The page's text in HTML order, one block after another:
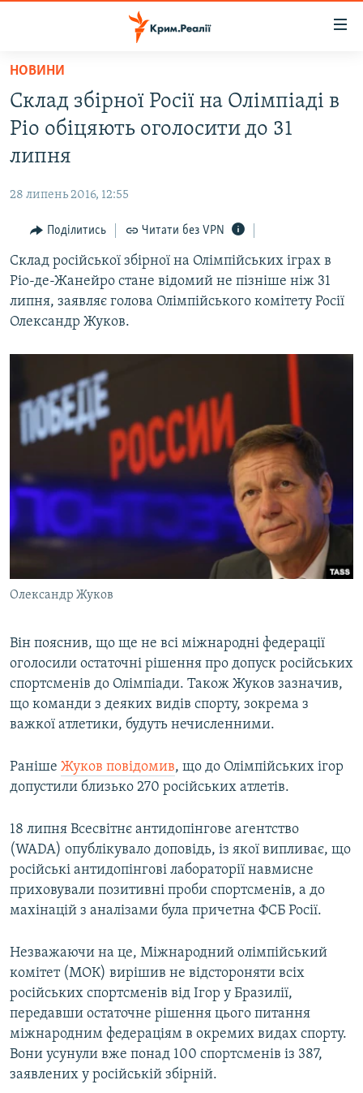
Перейти
основного
матеріалу
до
основної
Перейти
пошуку
ВОДА.КРИМ
БЛОГИ
ПОГЛЯД
ІНТЕРВ'Ю
ВСЕ ЗА ДЕНЬ
СПЕЦПРОЕКТИ
ВІДЕОУРОКИ «ELIFBE»
СВІДЧЕННЯ ОКУПАЦІЇ
УКРАЇНСЬКА ПРОБЛЕМА КРИМУ
Русский
Qırımtatar
Усі сайти RFE/RL
НОВИНИ
Склад збірної Росії на Олімпіаді в
Ріо обіцяють оголосити до 31
липня
28 липень 2016, 12:55
Поділитись Читати без VPN
Склад російської збірної на Олімпійських іграх в
Ріо-де-Жанейро стане відомий не пізніше ніж 31
липня, заявляє голова Олімпійського комітету Росії
Олександр Жуков.
Олександр Жуков
Він пояснив, що ще не всі міжнародні федерації
оголосили остаточні рішення про допуск російських
спортсменів до Олімпіади. Також Жуков зазначив,
що команди з деяких видів спорту, зокрема з
важкої атлетики, будуть нечисленними.
Раніше Жуков повідомив, що до Олімпійських ігор
допустили близько 270 російських атлетів.
18 липня Всесвітнє антидопінгове агентство
(WADA) опублікувало доповідь, із якої випливає, що
російські антидопінгові лабораторії навмисне
приховували позитивні проби спортсменів, а до
махінацій з аналізами була причетна ФСБ Росії.
Незважаючи на це, Міжнародний олімпійський
комітет (МОК) вирішив не відстороняти всіх
російських спортсменів від Ігор у Бразилії,
передавши остаточне рішення цього питання
міжнародним федераціям в окремих видах спорту.
Вони усунули вже понад 100 спортсменів із 387,
заявлених у російській збірній.